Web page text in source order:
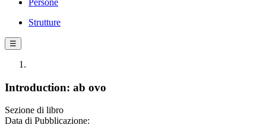
Persone
Strutture
☰
Introduction: ab ovo
Sezione di libro
Data di Pubblicazione: